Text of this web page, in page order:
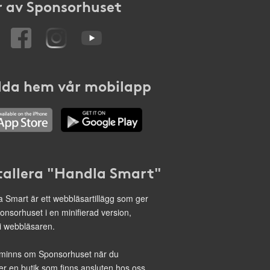
av Sponsorhuset
hem vår mobilapp
"Handla Smart"
Smart är ett webbläsartillägg som ger
i en minifierad version,
webbläsaren.
om Sponsorhuset när du